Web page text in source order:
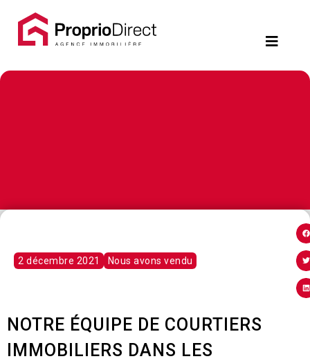
Contact
Équipe
Témoignages
Blogue
2 décembre 2021 Nous avons vendu
NOTRE ÉQUIPE DE COURTIERS
IMMOBILIERS DANS LES